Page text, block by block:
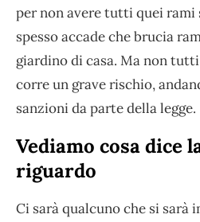
per non avere tutti quei rami
spesso accade che brucia
giardino di casa. Ma non
corre un grave rischio,
sanzioni da parte della legge.
Vediamo cosa dice
riguardo
Ci sarà qualcuno che si sarà